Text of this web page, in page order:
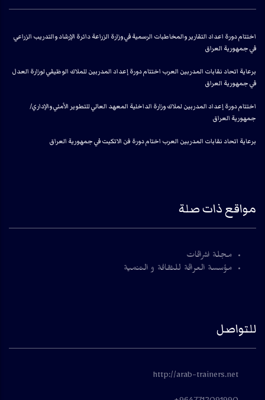
اختتام دورة اعداد التقارير والمخاطبات الرسمية في وزارة الزراعة دائرة الإرشاد والتدريب الزراعي
في جمهورية العراق
برعاية اتحاد نقابات المدربين العرب اختتام دورة إعداد المدربين للملاك الوظيفي لوزارة العدل
في جمهورية العراق
اختتام دورة إعداد المدربين لملاك وزارة الداخلية المعهد العالي للتطوير الأمني والإداري/
جمهورية العراق
برعاية اتحاد نقابات المدربين العرب اختام دورة فن الاتكيت في جمهورية العراق
مواقع ذات صلة
مجلة اشراقات
مؤسسة العراقة للثقافة و التنمية
للتواصل
http://arab-trainers.net